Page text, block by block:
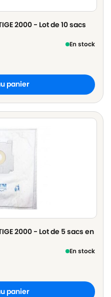
2000 - Lot de 10 sacs
En stock
panier
2000 - Lot de 5 sacs en
En stock
panier